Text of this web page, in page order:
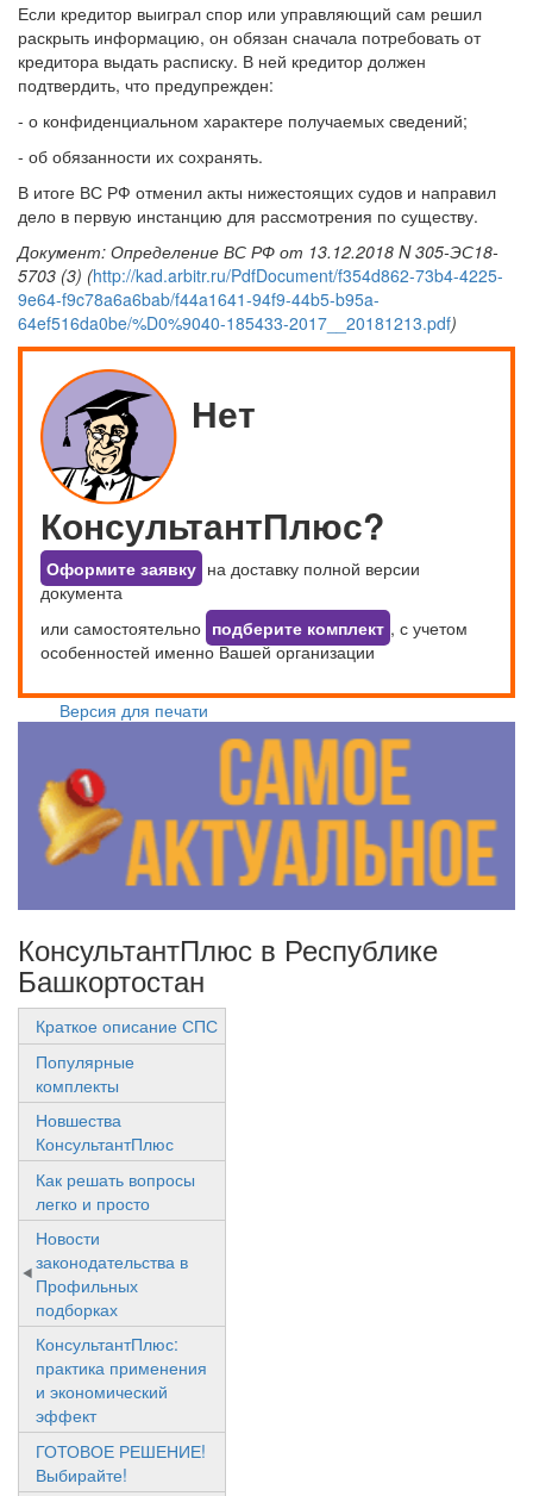
Если кредитор выиграл спор или управляющий сам решил
раскрыть информацию, он обязан сначала потребовать от
кредитора выдать расписку. В ней кредитор должен
подтвердить, что предупрежден:
- о конфиденциальном характере получаемых сведений;
- об обязанности их сохранять.
В итоге ВС РФ отменил акты нижестоящих судов и направил
дело в первую инстанцию для рассмотрения по существу.
Документ: Определение ВС РФ от 13.12.2018 N 305-ЭС18-
5703 (3) (http://kad.arbitr.ru/PdfDocument/f354d862-73b4-4225-
9e64-f9c78a6a6bab/f44a1641-94f9-44b5-b95a-
64ef516da0be/%D0%9040-185433-2017__20181213.pdf)
Нет
КонсультантПлюс?
Оформите заявку на доставку полной версии
документа
или самостоятельно подберите комплект , с учетом
особенностей именно Вашей организации
Версия для печати
КонсультантПлюс в Республике
Башкортостан
Краткое описание СПС
Популярные
комплекты
Новшества
КонсультантПлюс
Как решать вопросы
легко и просто
Новости
законодательства в
Профильных
подборках
КонсультантПлюс:
практика применения
и экономический
эффект
ГОТОВОЕ РЕШЕНИЕ!
Выбирайте!